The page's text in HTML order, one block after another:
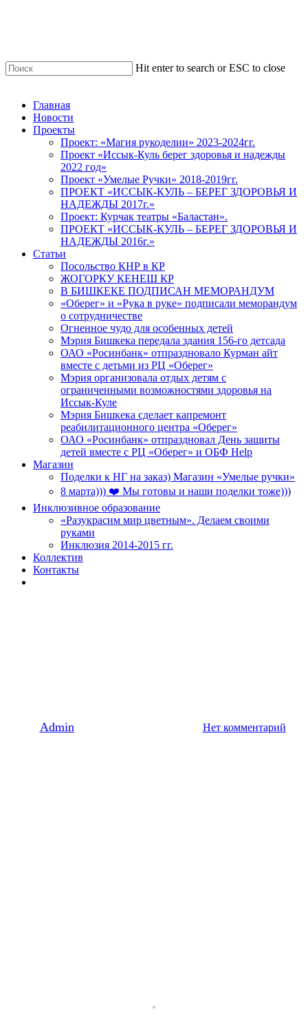
Hit enter to search or ESC to close
Menu
Главная
Новости
Проекты
Проект: «Магия рукоделии» 2023-2024гг.
Проект «Иссык-Куль берег здоровья и надежды
2022 год»
Проект «Умелые Ручки» 2018-2019гг.
ПРОЕКТ «ИССЫК-КУЛЬ – БЕРЕГ ЗДОРОВЬЯ И
НАДЕЖДЫ 2017г.»
Проект: Курчак театры «Баластан».
ПРОЕКТ «ИССЫК-КУЛЬ – БЕРЕГ ЗДОРОВЬЯ И
НАДЕЖДЫ 2016г.»
Статьи
Посольство КНР в КР
ЖОГОРКУ КЕНЕШ КР
В БИШКЕКЕ ПОДПИСАН МЕМОРАНДУМ
«Оберег» и «Рука в руке» подписали меморандум
о сотрудничестве
Огненное чудо для особенных детей
Мэрия Бишкека передала здания 156-го детсада
ОАО «Росинбанк» отпраздновало Курман айт
вместе с детьми из РЦ «Оберег»
Мэрия организовала отдых детям с
ограниченными возможностями здоровья на
Иссык-Куле
Мэрия Бишкека сделает капремонт
реабилитационного центра «Оберег»
ОАО «Росинбанк» отпраздновал День защиты
детей вместе с РЦ «Оберег» и ОБФ Help
Магазин
Поделки к НГ на заказ) Магазин «Умелые ручки»
8 марта))) ❤️ Мы готовы и наши поделки тоже)))
Инклюзивное образование
«Разукрасим мир цветным». Делаем своими
руками
Инклюзия 2014-2015 гг.
Коллектив
Контакты
Admin Нет комментарий